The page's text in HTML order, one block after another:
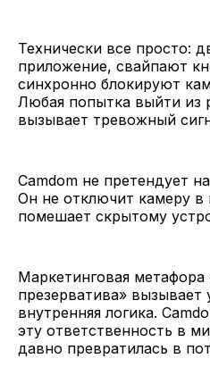
Технически все просто:
приложение, свайпают
синхронно блокируют
Любая попытка выйти из
вызывает тревожный
Camdom не претендует
Он не отключит камеру в
помешает скрытому
Маркетинговая метафора
презерватива» вызывает
внутренняя логика.
эту ответственность в
давно превратилась в